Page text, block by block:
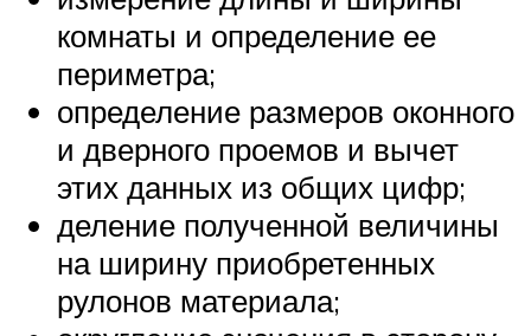
комнаты и определение ее
периметра;
определение размеров оконного
и дверного проемов и вычет
этих данных из общих цифр;
деление полученной величины
на ширину приобретенных
рулонов материала;